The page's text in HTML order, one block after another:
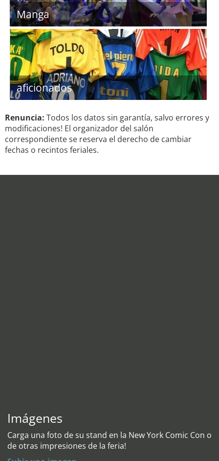
Manga
aficionados
Renuncia: Todos los datos sin garantía, salvo errores y
modificaciones! El organizador del salón
correspondiente se reserva el derecho de cambiar
fechas o recintos feriales.
Imágenes
Carga una foto de su stand en la New York Comic Con o
de otras impresiones de la feria!